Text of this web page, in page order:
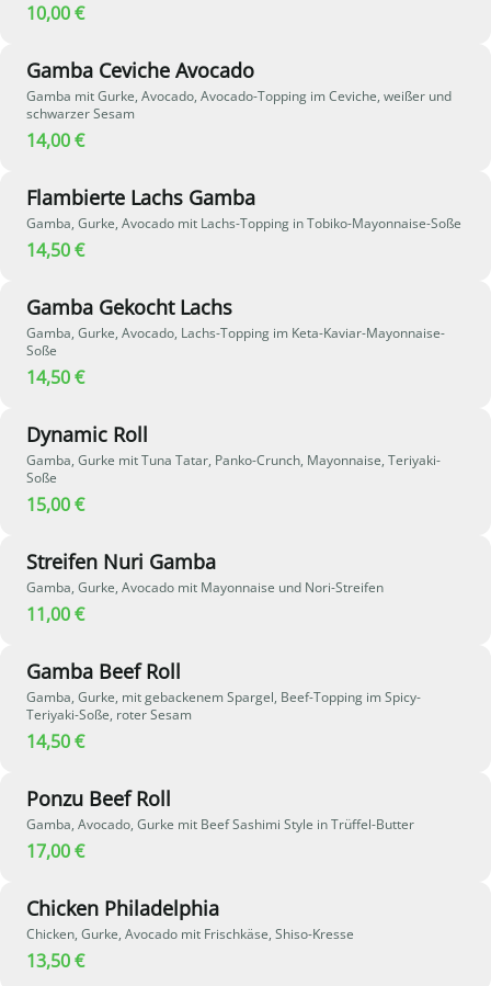
10,00 €
Gamba Ceviche Avocado
Gamba mit Gurke, Avocado, Avocado-Topping im Ceviche, weißer und
schwarzer Sesam
14,00 €
Flambierte Lachs Gamba
Gamba, Gurke, Avocado mit Lachs-Topping in Tobiko-Mayonnaise-Soße
14,50 €
Gamba Gekocht Lachs
Gamba, Gurke, Avocado, Lachs-Topping im Keta-Kaviar-Mayonnaise-
Soße
14,50 €
Dynamic Roll
Gamba, Gurke mit Tuna Tatar, Panko-Crunch, Mayonnaise, Teriyaki-
Soße
15,00 €
Streifen Nuri Gamba
Gamba, Gurke, Avocado mit Mayonnaise und Nori-Streifen
11,00 €
Gamba Beef Roll
Gamba, Gurke, mit gebackenem Spargel, Beef-Topping im Spicy-
Teriyaki-Soße, roter Sesam
14,50 €
Ponzu Beef Roll
Gamba, Avocado, Gurke mit Beef Sashimi Style in Trüffel-Butter
17,00 €
Chicken Philadelphia
Chicken, Gurke, Avocado mit Frischkäse, Shiso-Kresse
13,50 €